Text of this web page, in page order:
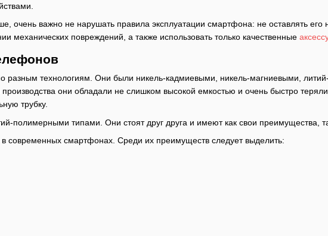
очень важно не нарушать правила эксплуатации смартфона: не оставлять
механических повреждений, а также использовать только качественные
разным технологиям. Они были никель-кадмиевыми, никель-магниевыми,
они обладали не слишком высокой емкостью и очень быстро
трубку.
полимерными типами. Они стоят друг друга и имеют как свои преимущества,
современных смартфонах. Среди их преимуществ следует выделить: